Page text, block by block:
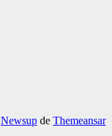
Newsup de Themeansar